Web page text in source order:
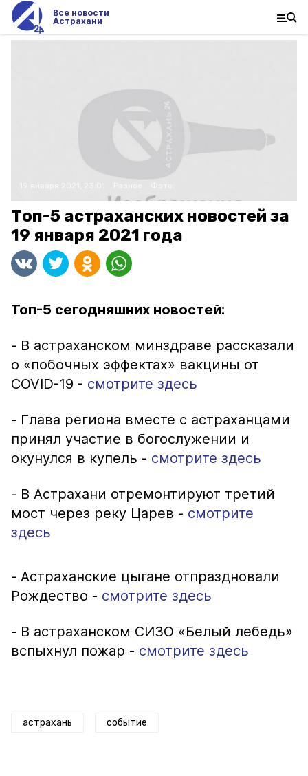
Все новости
Астрахани
Топ-5 астраханских новостей за
19 января 2021 года
Топ-5 сегодняшних новостей:
- В астраханском минздраве рассказали
о «побочных эффектах» вакцины от
COVID-19 - смотрите здесь
- Глава региона вместе с астраханцами
принял участие в богослужении и
окунулся в купель - смотрите здесь
- В Астрахани отремонтируют третий
мост через реку Царев - смотрите
здесь
- Астраханские цыгане отпраздновали
Рождество - смотрите здесь
- В астраханском СИЗО «Белый лебедь»
вспыхнул пожар - смотрите здесь
астрахань событие